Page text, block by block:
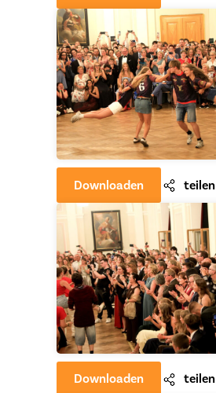
Downloaden teilen
Downloaden teilen